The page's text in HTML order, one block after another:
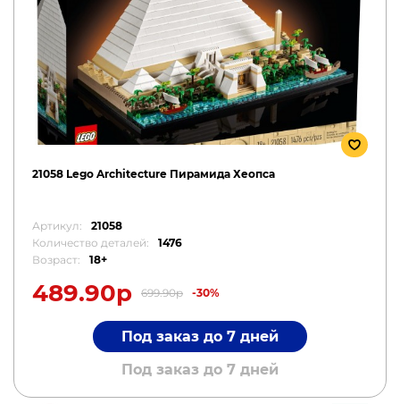
21058 Lego Architecture Пирамида Хеопса
Артикул:
21058
Количество деталей:
1476
Возраст:
18+
489.90р 699.90р -30%
Под заказ до 7 дней
Под заказ до 7 дней